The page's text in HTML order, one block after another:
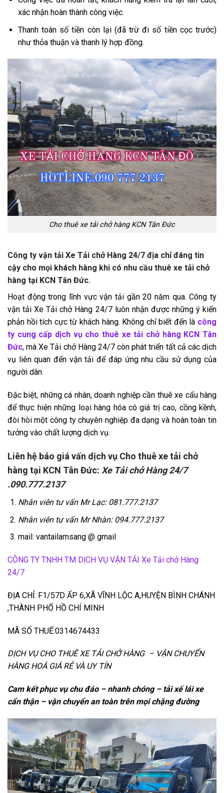
xác nhận hoàn thành công việc.
Thanh toán số tiền còn lại (đã trừ đi số tiền cọc trước)
như thỏa thuận và thanh lý hợp đồng.
Cho thuê xe tải chở hàng KCN Tân Đức
Công ty vận tải Xe Tải chở Hàng 24/7 địa chỉ đáng tin
cậy cho mọi khách hàng khi có nhu cầu thuê xe tải chở
hàng tại KCN Tân Đức.
Hoạt động trong lĩnh vực vận tải gần 20 năm qua. Công ty
vận tải Xe Tải chở Hàng 24/7 luôn nhận được những ý kiến
phản hồi tích cực từ khách hàng. Không chỉ biết đến là công
ty cung cấp dịch vụ cho thuê xe tải chở hàng KCN Tân
Đức, mà Xe Tải chở Hàng 24/7 còn phát triển tất cả các dịch
vụ liên quan đến vận tải để đáp ứng nhu cầu sử dụng của
người dân.
Đặc biệt, những cá nhân, doanh nghiệp cần thuê xe cẩu hàng
để thực hiện những loại hàng hóa có giá trị cao, cồng kềnh,
đòi hòi một công ty chuyên nghiệp đa dạng và hoàn toàn tin
tưởng vào chất lượng dịch vụ.
Liên hệ báo giá vấn dịch vụ Cho thuê xe tải chở
hàng tại KCN Tân Đức: Xe Tải chở Hàng 24/7
.090.777.2137
Nhân viên tư vấn Mr Lạc: 081.777.2137
Nhân viên tư vấn Mr Nhàn: 094.777.2137
mail: vantailamsang @ gmail
CÔNG TY TNHH TM DỊCH VỤ VẬN TẢI Xe Tải chở Hàng
24/7
ĐỊA CHỈ: F1/57D ẤP 6,XÃ VĨNH LỘC A,HUYỆN BÌNH CHÁNH
,THÀNH PHỐ HỒ CHÍ MINH
MÃ SỐ THUẾ:0314674433
DỊCH VỤ CHO THUÊ XE TẢI CHỞ HÀNG – VẬN CHUYỂN
HÀNG HOÁ GIÁ RẺ VÀ UY TÍN
Cam kết phục vụ chu đáo – nhanh chóng – tải xế lái xe
cẩn thận – vận chuyển an toàn trên mọi chặng đường